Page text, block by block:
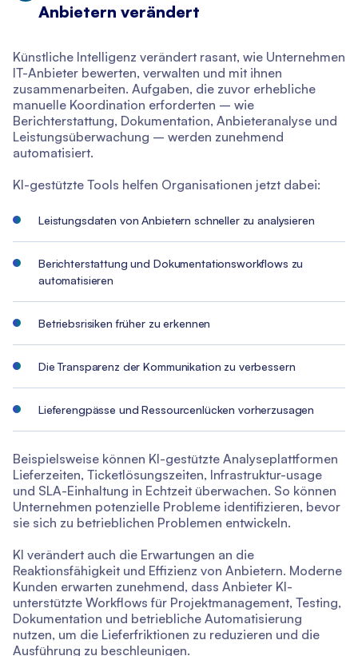
Anbietern verändert
Künstliche Intelligenz verändert rasant, wie Unternehmen
IT-Anbieter bewerten, verwalten und mit ihnen
zusammenarbeiten. Aufgaben, die zuvor erhebliche
manuelle Koordination erforderten – wie
Berichterstattung, Dokumentation, Anbieteranalyse und
Leistungsüberwachung – werden zunehmend
automatisiert.
KI-gestützte Tools helfen Organisationen jetzt dabei:
Leistungsdaten von Anbietern schneller zu analysieren
Berichterstattung und Dokumentationsworkflows zu
automatisieren
Betriebsrisiken früher zu erkennen
Die Transparenz der Kommunikation zu verbessern
Lieferengpässe und Ressourcenlücken vorherzusagen
Beispielsweise können KI-gestützte Analyseplattformen
Lieferzeiten, Ticketlösungszeiten, Infrastruktur-usage
und SLA-Einhaltung in Echtzeit überwachen. So können
Unternehmen potenzielle Probleme identifizieren, bevor
sie sich zu betrieblichen Problemen entwickeln.
KI verändert auch die Erwartungen an die
Reaktionsfähigkeit und Effizienz von Anbietern. Moderne
Kunden erwarten zunehmend, dass Anbieter KI-
unterstützte Workflows für Projektmanagement, Testing,
Dokumentation und betriebliche Automatisierung
nutzen, um die Lieferfriktionen zu reduzieren und die
Ausführung zu beschleunigen.